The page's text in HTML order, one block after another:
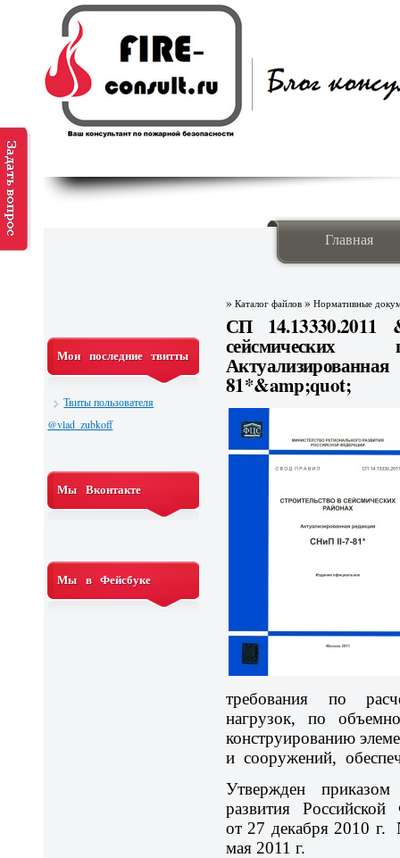
Главная
»Каталог файлов »Нормативные
СП 14.13330.2011
сейсмических
81*&amp;quot;
требования по
нагрузок, по
конструированию
и сооружений,
Утвержден приказом
развития
от 27 декабря 2010 г.
мая 2011 г.
Мои последние твитты
Твиты пользователя
@vlad_zubkoff
Мы Вконтакте
Мы в Фейсбуке